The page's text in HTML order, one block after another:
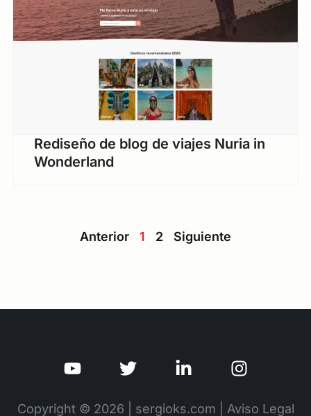
Rediseño de blog de viajes Nuria in
Wonderland
Anterior 1 2 Siguiente
Copyright © 2026 | sergioks.com | Aviso Legal